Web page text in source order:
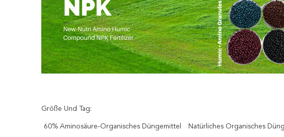
Größe Und Tag:
60% Aminosäure-Organisches Düngemittel Natürliches Organisches